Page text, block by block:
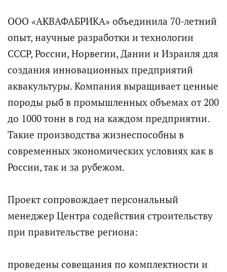
ООО «АКВАФАБРИКА» объединила 70-летний
опыт, научные разработки и технологии
СССР, России, Норвегии, Дании и Израиля для
создания инновационных предприятий
аквакультуры. Компания выращивает ценные
породы рыб в промышленных объемах от 200
до 1000 тонн в год на каждом предприятии.
Такие производства жизнеспособны в
современных экономических условиях как в
России, так и за рубежом.
Проект сопровождает персональный
менеджер Центра содействия строительству
при правительстве региона:
проведены совещания по комплектности и